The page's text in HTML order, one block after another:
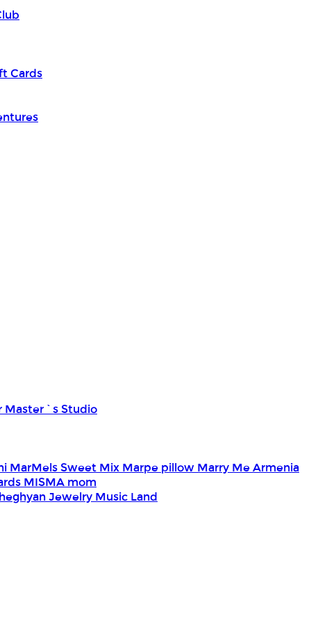
Cards
Master`s Studio
MarMels Sweet Mix Marpe pillow Marry Me Armenia
MISMA mom
Jewelry Music Land